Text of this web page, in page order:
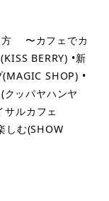
方 〜カフェでカ
BERRY) •新
SHOP) •
クッパヤハンヤ
サルカフェ
しむ(SHOW